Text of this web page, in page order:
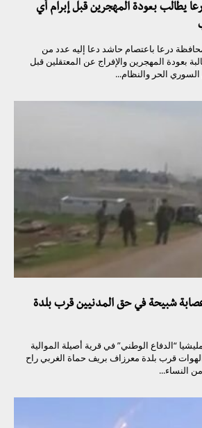
يطالب بعودة المهجرين قبل إبرام أي
درعا باعتصام حاشد دعا إليه عدد من
بعودة المهجرين والإفراج عن المعتقلين قبل
الحر والنظام...
شبيحة في حق المدنيين قرب بلدة
“الدفاع الوطني” في قرية أصيلة الموالية
قرب بلدة معرزاف بريف حماة الغربي راح